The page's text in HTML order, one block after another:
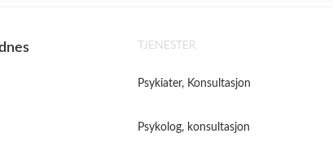
TJENESTER
Psykiater, Konsultasjon
Psykolog, konsultasjon